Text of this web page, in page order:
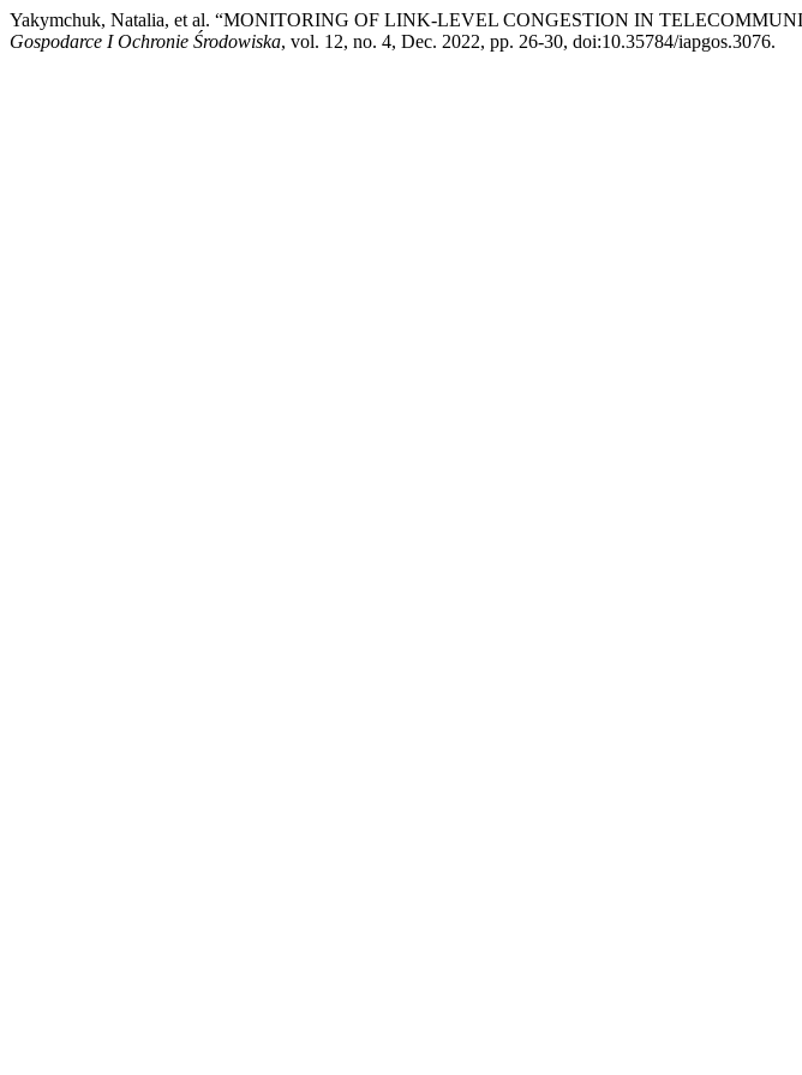
Yakymchuk, Natalia, et al. “MONITORING OF LINK-LEVEL CONGESTION IN
Gospodarce I Ochronie Środowiska, vol. 12, no. 4, Dec. 2022, pp. 26-30, doi:10.35784/iapgos.3076.